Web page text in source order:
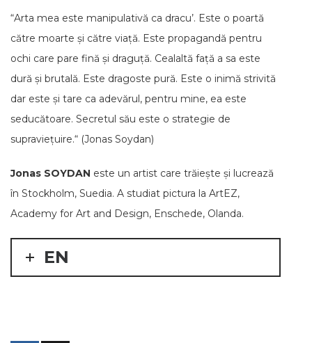
“Arta mea este manipulativă ca dracu’. Este o poartă
către moarte și către viață. Este propagandă pentru
ochi care pare fină și draguță. Cealaltă față a sa este
dură și brutală. Este dragoste pură. Este o inimă strivită
dar este și tare ca adevărul, pentru mine, ea este
seducătoare. Secretul său este o strategie de
supraviețuire.“ (Jonas Soydan)
Jonas SOYDAN este un artist care trăiește și lucrează
în Stockholm, Suedia. A studiat pictura la ArtEZ,
Academy for Art and Design, Enschede, Olanda.
EN